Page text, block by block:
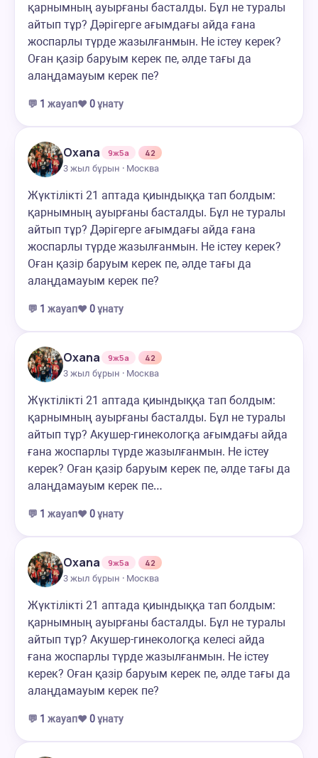
қарнымның ауырғаны басталды. Бұл не туралы
айтып тұр? Дәрігерге ағымдағы айда ғана
жоспарлы түрде жазылғанмын. Не істеу керек?
Оған қазір баруым керек пе, әлде тағы да
алаңдамауым керек пе?
💬 1 жауап❤️ 0ұнату
Oxana 9ж5а
42
3 жыл бұрын · Москва
Жүктілікті 21 аптада қиындыққа тап болдым:
қарнымның ауырғаны басталды. Бұл не туралы
айтып тұр? Дәрігерге ағымдағы айда ғана
жоспарлы түрде жазылғанмын. Не істеу керек?
Оған қазір баруым керек пе, әлде тағы да
алаңдамауым керек пе?
💬 1 жауап❤️ 0ұнату
Oxana 9ж5а
42
3 жыл бұрын · Москва
Жүктілікті 21 аптада қиындыққа тап болдым:
қарнымның ауырғаны басталды. Бұл не туралы
айтып тұр? Акушер-гинекологқа ағымдағы айда
ғана жоспарлы түрде жазылғанмын. Не істеу
керек? Оған қазір баруым керек пе, әлде тағы да
алаңдамауым керек пе…
💬 1 жауап❤️ 0ұнату
Oxana 9ж5а
42
3 жыл бұрын · Москва
Жүктілікті 21 аптада қиындыққа тап болдым:
қарнымның ауырғаны басталды. Бұл не туралы
айтып тұр? Акушер-гинекологқа келесі айда
ғана жоспарлы түрде жазылғанмын. Не істеу
керек? Оған қазір баруым керек пе, әлде тағы да
алаңдамауым керек пе?
💬 1 жауап❤️ 0ұнату